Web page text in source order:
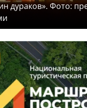
дураков». Фото: